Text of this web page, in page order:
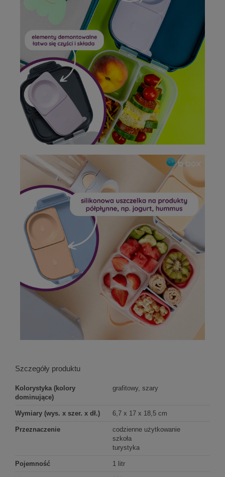
Szczegóły produktu
Kolorystyka (kolory
dominujące)
grafitowy, szary
Wymiary (wys. x szer. x dł.) 6,7 x 17 x 18,5 cm
Przeznaczenie
codzienne użytkowanie
szkoła
turystyka
Pojemność 1 litr